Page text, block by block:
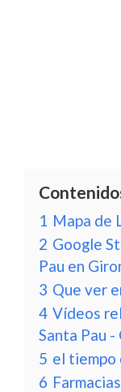
1 Mapa de
2 Google
Pau en
3 Que ver
4 Vídeos
Santa Pau -
5 el tiempo
6